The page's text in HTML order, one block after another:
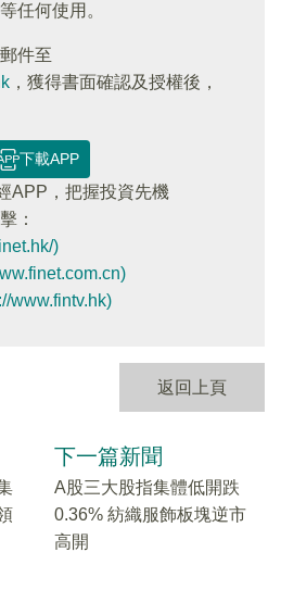
任何使用。
件至
，獲得書面確認及授權後，
下載APP
APP，把握投資先機
：
)
www.fintv.hk)
返回上頁
下一篇新聞
A股三大股指集體低開跌
0.36% 紡織服飾板塊逆市
高開